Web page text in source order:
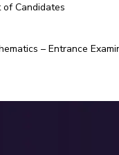
of Candidates
– Entrance